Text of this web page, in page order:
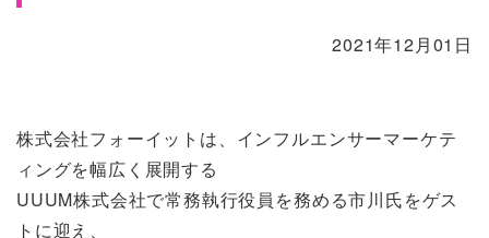
2021年12月01日
株式会社フォーイットは、インフルエンサーマーケテ
ィングを幅広く展開する
UUUM株式会社で常務執行役員を務める市川氏をゲス
トに迎え、